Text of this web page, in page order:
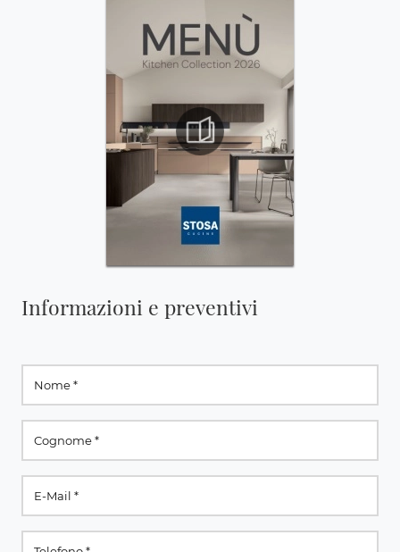
Informazioni e preventivi